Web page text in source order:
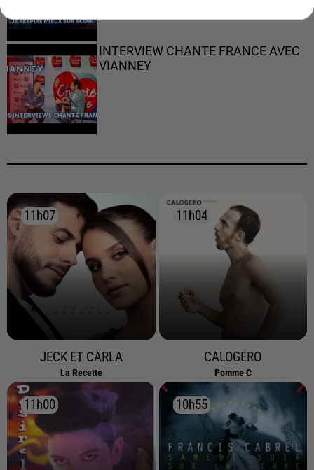
INTERVIEW CHANTE FRANCE AVEC
VIANNEY
11h07
11h07
JECK ET CARLA
La Recette
11h04
11h04
CALOGERO
Pomme C
11h00
11h00 10h55
10h55